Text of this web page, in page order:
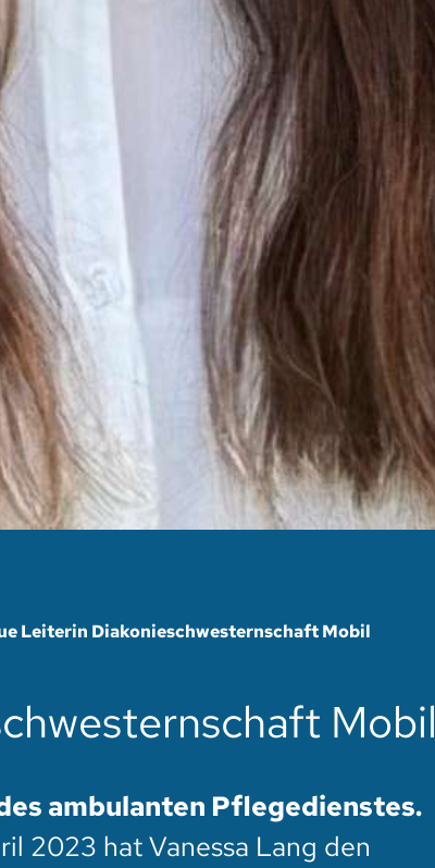
Leiterin Diakonieschwesternschaft Mobil
Mobil
ambulanten Pflegedienstes.
2023 hat Vanessa Lang den